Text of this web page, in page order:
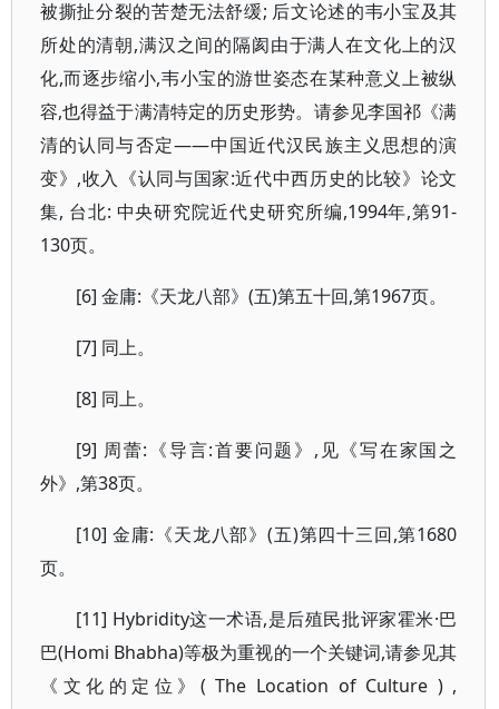
被撕扯分裂的苦楚无法舒缓; 后文论述的韦小宝及其
所处的清朝,满汉之间的隔阂由于满人在文化上的汉
化,而逐步缩小,韦小宝的游世姿态在某种意义上被纵
容,也得益于满清特定的历史形势。请参见李国祁《满
清的认同与否定——中国近代汉民族主义思想的演
变》,收入《认同与国家:近代中西历史的比较》论文
集, 台北: 中央研究院近代史研究所编,1994年,第91-
130页。
[6] 金庸:《天龙八部》(五)第五十回,第1967页。
[7] 同上。
[8] 同上。
[9] 周蕾:《导言:首要问题》,见《写在家国之
外》,第38页。
[10] 金庸:《天龙八部》(五)第四十三回,第1680
页。
[11] Hybridity这一术语,是后殖民批评家霍米·巴
巴(Homi Bhabha)等极为重视的一个关键词,请参见其
《文化的定位》( The Location of Culture ) ,